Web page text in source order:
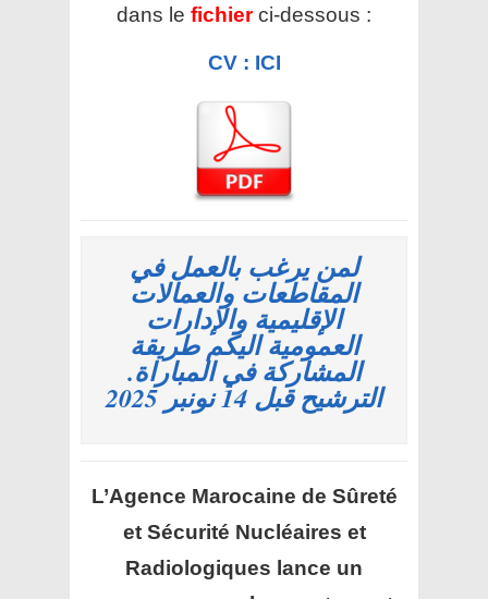
dans le fichier ci-dessous :
CV : ICI
لمن يرغب بالعمل في
المقاطعات والعمالات
الإقليمية والإدارات
العمومية اليكم طريقة
المشاركة في المباراة.
الترشيح قبل 14 نونبر 2025
L’Agence Marocaine de Sûreté
et Sécurité Nucléaires et
Radiologiques lance un